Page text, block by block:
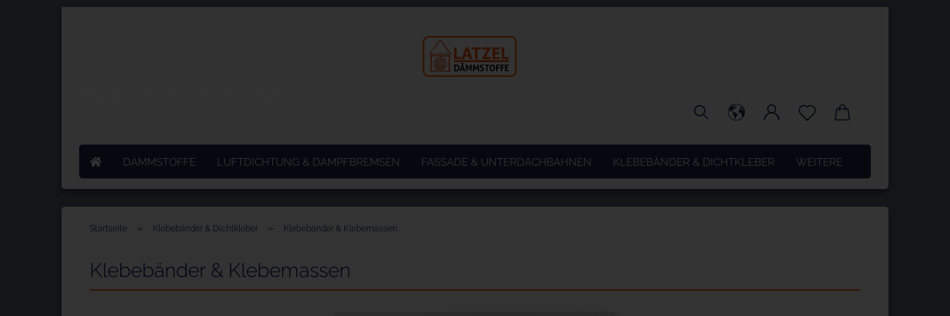
DÄMMSTOFFE LUFTDICHTUNG & DAMPFBREMSEN FASSADE & UNTERDACHBAHNEN KLEBEBÄNDER & DICHTKLEBER WEITERE
Startseite » Klebebänder & Dichtkleber » Klebebänder & Klebemassen
Klebebänder & Klebemassen